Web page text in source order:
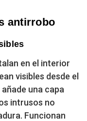
antirrobo
en el interior
visibles desde el
una capa
intrusos no
Funcionan